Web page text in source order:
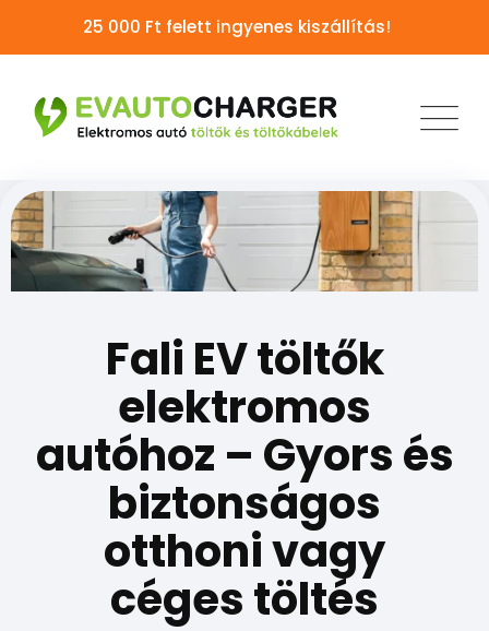
25 000 Ft felett ingyenes kiszállítás!
Fali EV töltők
elektromos
autóhoz – Gyors és
biztonságos
otthoni vagy
céges töltés